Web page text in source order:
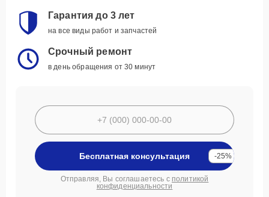
Гарантия до 3 лет
на все виды работ и запчастей
Срочный ремонт
в день обращения от 30 минут
Бесплатная консультация -25%
Отправляя, Вы соглашаетесь с политикой
конфиденциальности